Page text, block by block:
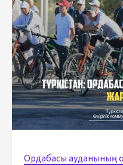
Ордабасы ауданының